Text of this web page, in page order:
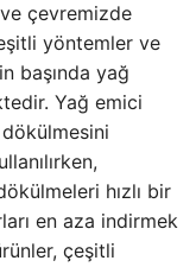
çevremizde
yöntemler ve
başında yağ
Yağ emici
dökülmesini
hızlı bir
en aza indirmek
çeşitli